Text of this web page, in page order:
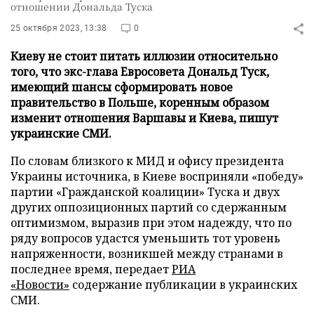
отношении Дональда Туска
25 октября 2023, 13:38 0
Киеву не стоит питать иллюзии относительно
того, что экс-глава Евросовета Дональд Туск,
имеющий шансы сформировать новое
правительство в Польше, коренным образом
изменит отношения Варшавы и Киева, пишут
украинские СМИ.
По словам близкого к МИД и офису президента
Украины источника, в Киеве восприняли «победу»
партии «Гражданской коалиции» Туска и двух
других оппозиционных партий со сдержанным
оптимизмом, выразив при этом надежду, что по
ряду вопросов удастся уменьшить тот уровень
напряженности, возникшей между странами в
последнее время, передаетРИА
«Новости» содержание публикации в украинских
СМИ.